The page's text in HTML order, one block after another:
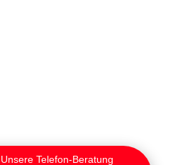
Unsere Telefon-Beratung